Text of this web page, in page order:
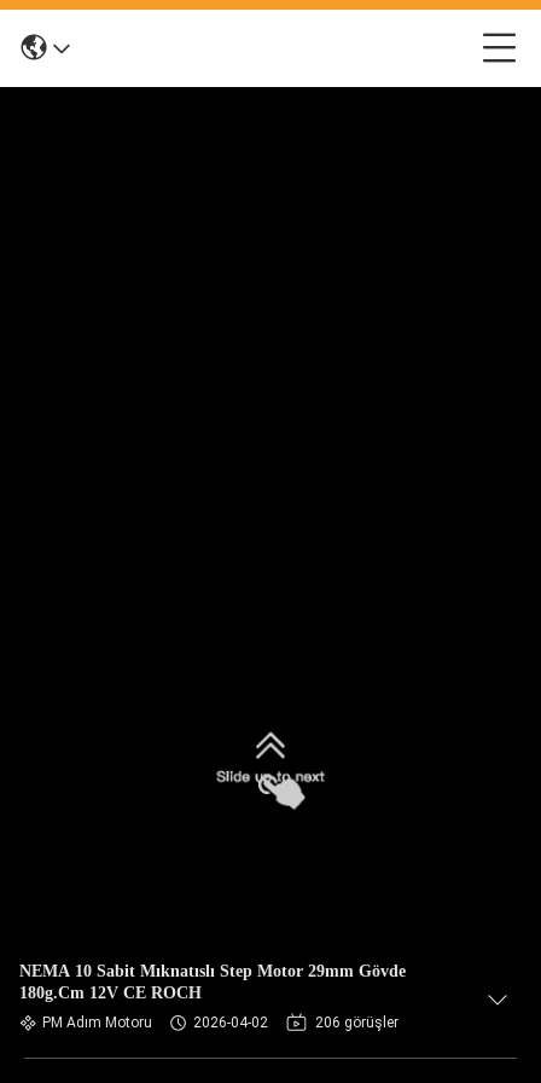
NEMA 10 Sabit Mıknatıslı Step Motor 29mm Gövde
180g.Cm 12V CE ROCH
PM Adım Motoru 2026-04-02 206 görüşler